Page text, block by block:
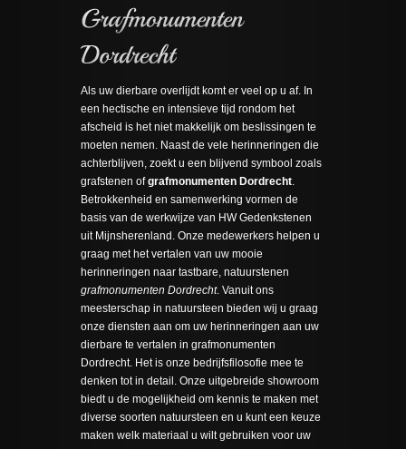
Als uw dierbare overlijdt komt er veel op u af. In
een hectische en intensieve tijd rondom het
afscheid is het niet makkelijk om beslissingen te
moeten nemen. Naast de vele herinneringen die
achterblijven, zoekt u een blijvend symbool zoals
grafstenen ofgrafmonumenten Dordrecht.
Betrokkenheid en samenwerking vormen de
basis van de werkwijze van HW Gedenkstenen
uit Mijnsherenland. Onze medewerkers helpen u
graag met het vertalen van uw mooie
herinneringen naar tastbare, natuurstenen
grafmonumenten Dordrecht. Vanuit ons
meesterschap in natuursteen bieden wij u graag
onze diensten aan om uw herinneringen aan uw
dierbare te vertalen in grafmonumenten
Dordrecht. Het is onze bedrijfsfilosofie mee te
denken tot in detail. Onze uitgebreide showroom
biedt u de mogelijkheid om kennis te maken met
diverse soorten natuursteen en u kunt een keuze
maken welk materiaal u wilt gebruiken voor uw